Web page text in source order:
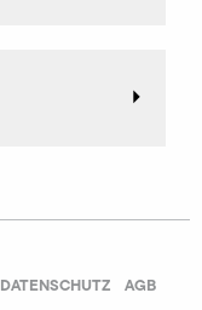
DATENSCHUTZ AGB